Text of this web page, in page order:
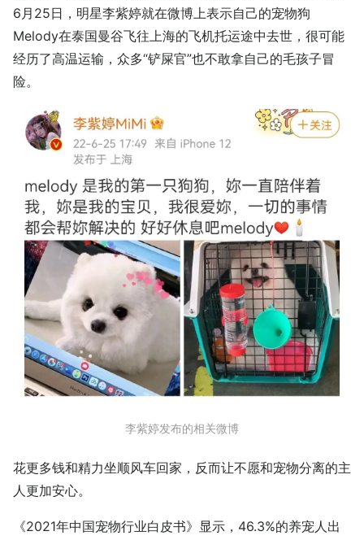
6月25日，明星李紫婷就在微博上表示自己的宠物狗
Melody在泰国曼谷飞往上海的飞机托运途中去世，很可能
经历了高温运输，众多“铲屎官”也不敢拿自己的毛孩子冒
险。
李紫婷发布的相关微博
花更多钱和精力坐顺风车回家，反而让不愿和宠物分离的主
人更加安心。
《2021年中国宠物行业白皮书》显示，46.3%的养宠人出